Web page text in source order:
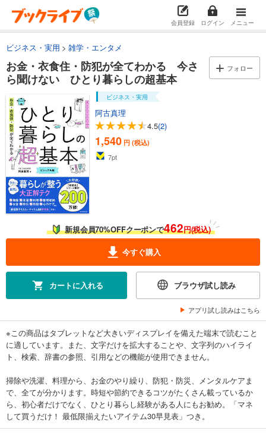
会員登録 ログイン メニュー
ビジネス・実用 雑学・エンタメ
お金・衣食住・防犯が全てわかる 今さ
ら聞けない ひとり暮らしの超基本
フォロー
ビジネス・実用
阿古真理
4.5(2)
1,540 円 (税込)
7pt
新規会員70%OFFクーポンで462円(税込)
今すぐ購入
カートに入れる ブラウザ試し読み
アプリ試し読みはこちら
※この商品はタブレットなど大きいディスプレイを備えた端末で読むこと
に適しています。また、文字だけを拡大することや、文字列のハイライ
ト、検索、辞書の参照、引用などの機能が使用できません。
掃除や洗濯、料理から、お金のやり繰り、防犯・防災、メンタルケアま
で、全てが分かります。時短や節約できるコツがたくさん載っているか
ら、初心者だけでなく、ひとり暮らし経験がある人にもお勧め。「マネ
して買うだけ！ 最低限揃えたいアイテム30早見表」つき。